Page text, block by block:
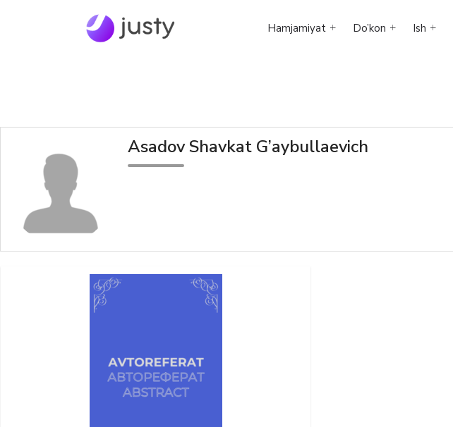
Hamjamiyat Do’kon Ish
Asadov Shavkat G’aybullaevich